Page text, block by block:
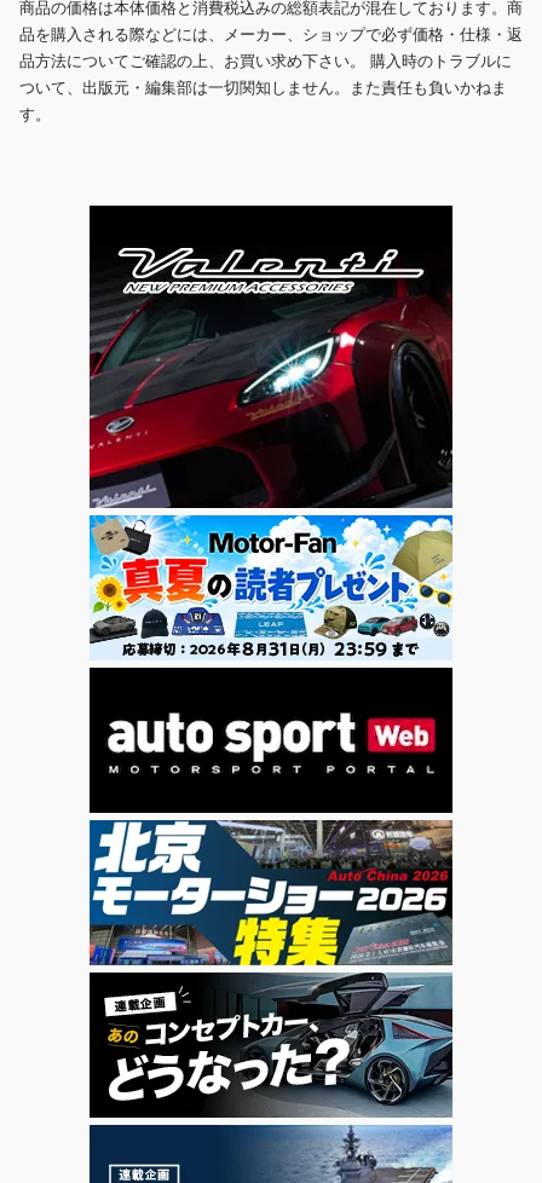
商品の価格は本体価格と消費税込みの総額表記が混在しております。商
品を購入される際などには、メーカー、ショップで必ず価格・仕様・返
品方法についてご確認の上、お買い求め下さい。 購入時のトラブルに
ついて、出版元・編集部は一切関知しません。また責任も負いかねま
す。